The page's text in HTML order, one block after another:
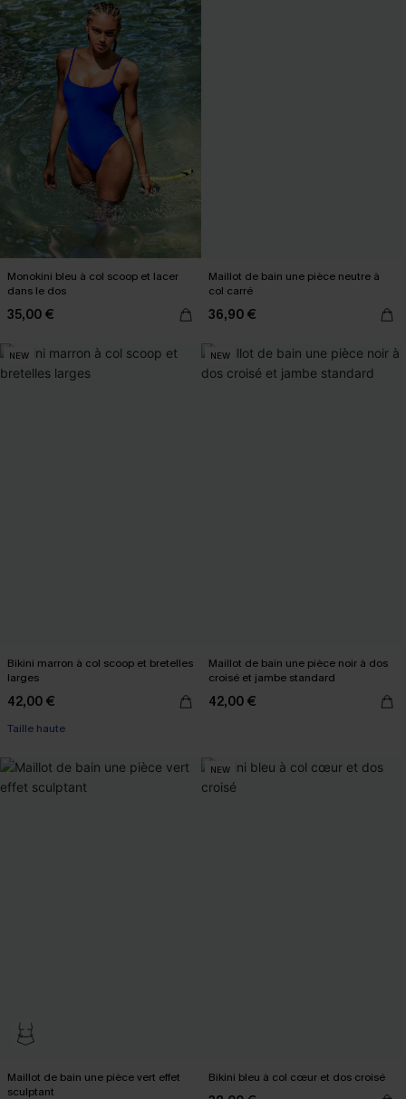
Monokini bleu à col scoop et lacer
dans le dos
35,00 €
Maillot de bain une pièce neutre à
col carré
36,90 €
NEW
Bikini marron à col scoop et bretelles
larges
42,00 €
Taille haute
NEW
Maillot de bain une pièce noir à dos
croisé et jambe standard
42,00 €
Maillot de bain une pièce vert effet
sculptant
NEW
Bikini bleu à col cœur et dos croisé